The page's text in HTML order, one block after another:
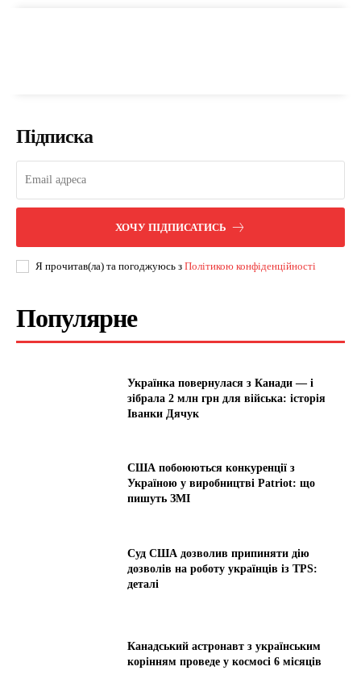
Підписка
ХОЧУ ПІДПИСАТИСЬ
Я прочитав(ла) та погоджуюсь з Політикою конфіденційності
Популярне
Українка повернулася з Канади — і
зібрала 2 млн грн для війська: історія
Іванки Дячук
США побоюються конкуренції з
Україною у виробництві Patriot: що
пишуть ЗМІ
Суд США дозволив припиняти дію
дозволів на роботу українців із TPS:
деталі
Канадський астронавт з українським
корінням проведе у космосі 6 місяців